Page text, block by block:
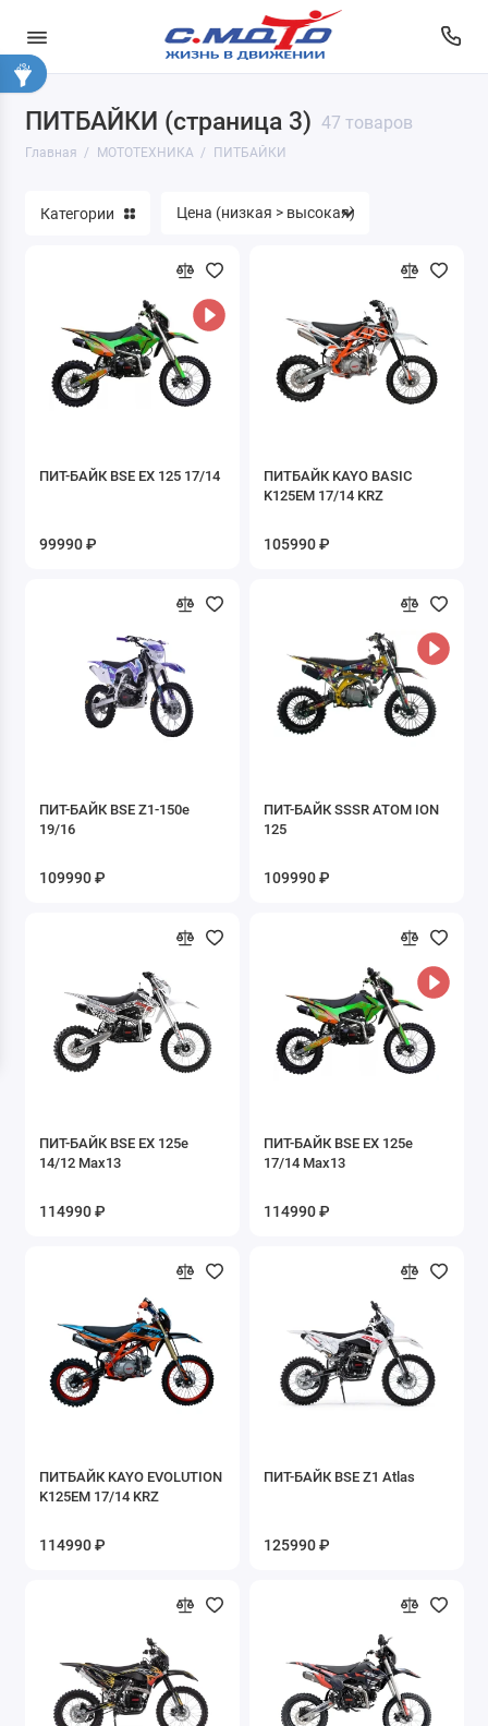
ПИТБАЙКИ (страница 3) 47 товаров
Главная МОТОТЕХНИКА ПИТБАЙКИ
МОПЕДЫ
СКУТЕРЫ
КВАДРОЦИКЛЫ
ТРИЦИКЛЫ
ЛОДОЧНЫЕ МОТОРЫ
Категории
ПИТ-БАЙК BSE EX 125 17/14
99990 ₽
ПИТБАЙК KAYO BASIC
K125EM 17/14 KRZ
105990 ₽
ПИТ-БАЙК BSE Z1-150e
19/16
109990 ₽
ПИТ-БАЙК SSSR ATOM ION
125
109990 ₽
ПИТ-БАЙК BSE EX 125e
14/12 Max13
114990 ₽
ПИТ-БАЙК BSE EX 125e
17/14 Max13
114990 ₽
ПИТБАЙК KAYO EVOLUTION
K125EM 17/14 KRZ
114990 ₽
ПИТ-БАЙК BSE Z1 Atlas
125990 ₽